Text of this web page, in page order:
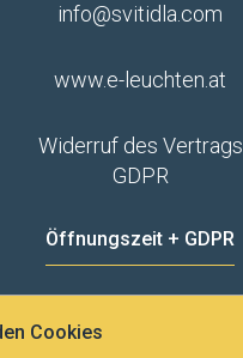
info@svitidla.com
www.e-leuchten.at
Widerruf des Vertrags
GDPR
Öffnungszeit + GDPR
Cookies